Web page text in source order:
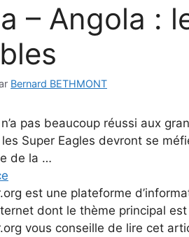
– Angola :
Bernard BETHMONT
pas beaucoup réussi aux
Super Eagles devront se
de la …
est une plateforme
dont le thème principal
vous conseille de lire cet